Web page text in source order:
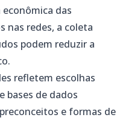
das
nas redes, a coleta
podem reduzir a
refletem escolhas
bases de dados
e formas de